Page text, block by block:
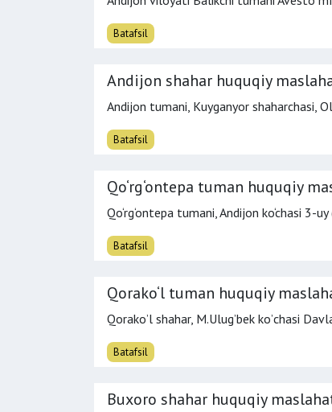
Batafsil
Andijon shahar huquqiy
Andijon tumani, Kuyganyor shaharchasi,
Batafsil
Qo‘rg‘ontepa tuman huquqiy
Qo‘rg‘ontepa tumani, Andijon ko‘chasi
Batafsil
Qorako‘l tuman huquqiy
Qorakoʼl shahar, M.Ulugʼbek koʼchasi
Batafsil
Buxoro shahar huquqiy